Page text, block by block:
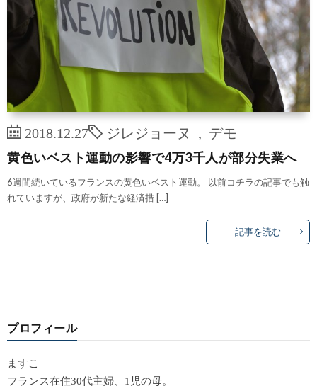
2018.12.27 ジレジョーヌ デモ
黄色いベスト運動の影響で4万3千人が部分失業へ
6週間続いているフランスの黄色いベスト運動。 以前コチラの記事でも触
れていますが、政府が新たな経済措 […]
記事を読む
プロフィール
ますこ
フランス在住30代主婦、1児の母。